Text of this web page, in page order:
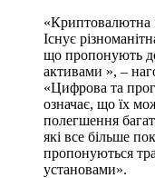
«Криптовалютна
Існує
що пропонують
активами », –
«Цифрова та
означає, що їх
полегшення
які все більше
пропонуються
установами».